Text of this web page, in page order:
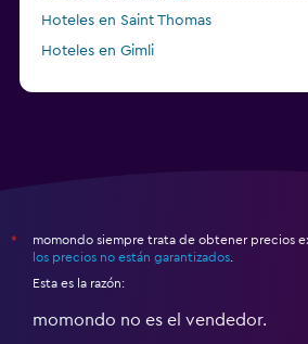
Hoteles en Saint Thomas
Hoteles en Gimli
*
momondo siempre trata de obtener precios
los precios no están garantizados
Esta es la razón:
momondo no es el vendedor.